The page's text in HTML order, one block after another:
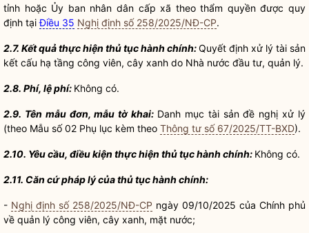
tỉnh hoặc Ủy ban nhân dân cấp xã theo thẩm quyềnđược quy
định tạiĐiều 35 Nghị định số 258/2025/NĐ-CP.
2.7. Kết quả thực hiện thủ tục hành chính:Quyết định xử lý tài sản
kết cấu hạ tầng công viên, cây xanh do Nhà nước đầu tư, quản lý.
2.8. Phí, lệ phí: Không có.
2.9. Tên mẫu đơn, mẫu tờ khai: Danh mục tài sản đề nghị xử lý
(theo Mẫu số 02 Phụ lục kèm theo Thông tư số 67/2025/TT-BXD).
2.10. Yêu cầu, điều kiện thực hiện thủ tục hành chính: Không có.
2.11. Căn cứ pháp lý của thủ tục hành chính:
- Nghị định số 258/2025/NĐ-CP ngày 09/10/2025 của Chính phủ
về quản lý công viên, cây xanh, mặt nước;